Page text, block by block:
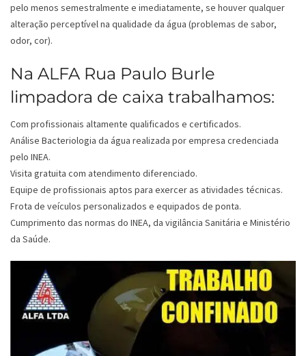
pelo menos semestralmente e imediatamente, se houver qualquer
alteração perceptível na qualidade da água (problemas de sabor,
odor, cor).
Na ALFA Rua Paulo Burle
limpadora de caixa trabalhamos:
Com profissionais altamente qualificados e certificados.
Análise Bacteriologia da água realizada por empresa credenciada
pelo INEA.
Visita gratuita com atendimento diferenciado.
Equipe de profissionais aptos para exercer as atividades técnicas.
Frota de veículos personalizados e equipados de ponta.
Cumprimento das normas do INEA, da vigilância Sanitária e Ministério
da Saúde.